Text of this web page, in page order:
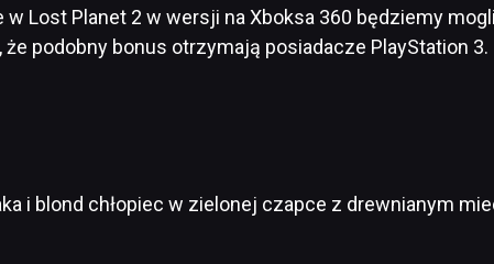
Lost Planet 2 w wersji na Xboksa 360 będziemy
że podobny bonus otrzymają posiadacze PlayStation 3.
i blond chłopiec w zielonej czapce z drewnianym